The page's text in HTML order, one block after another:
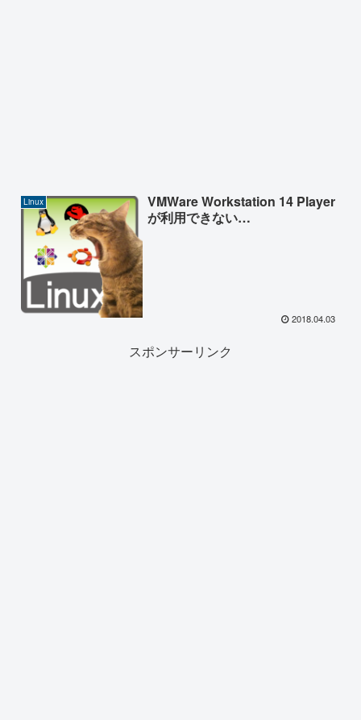
Linux
VMWare Workstation 14 Player
が利用できない…
2018.04.03
スポンサーリンク